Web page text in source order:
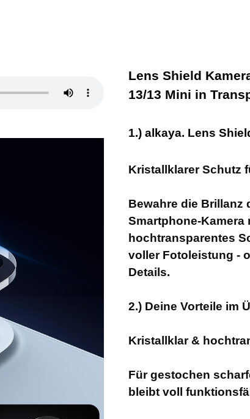
Lens Shield
13/13 Mini in
1.) alkaya. Lens
Kristallklarer Schutz
Bewahre die Brillanz
Smartphone-Kamera
hochtransparentes
voller Fotoleistung -
Details.
2.) Deine Vorteile im
Kristallklar &
Für gestochen
bleibt voll